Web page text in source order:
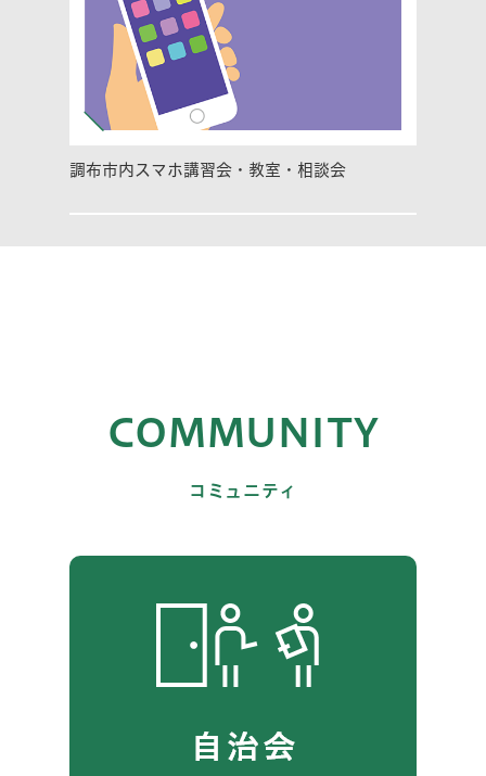
調布市内スマホ講習会・教室・相談会
COMMUNITY
コミュニティ